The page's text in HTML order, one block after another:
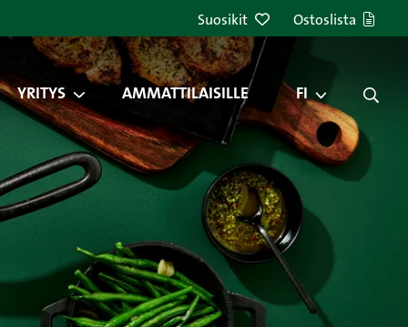
Suosikit Ostoslista
YRITYS AMMATTILAISILLE FI